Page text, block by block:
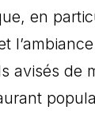
en
avisés de